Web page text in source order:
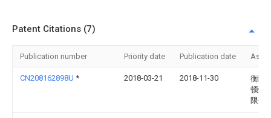
Patent Citations (7)
Publication number Priority date Publication date
CN208162898U * 2018-03-21 2018-11-30
衡阳
顿焊
限公